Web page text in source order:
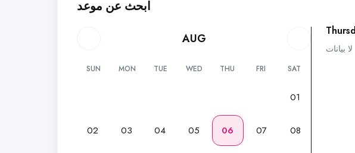
ابحث عن موعد
AUG
SUN MON TUE WED THU FRI SAT
01
02 03 04 05 06 07 08
لا بيانات